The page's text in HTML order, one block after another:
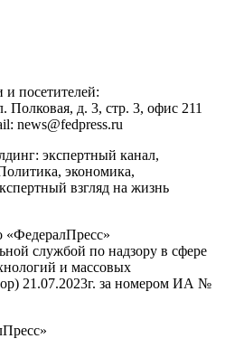
и посетителей:
Полковая, д. 3, стр. 3, офис 211
news@fedpress.ru
экспертный канал,
экономика,
взгляд на жизнь
«ФедералПресс»
службой по надзору в сфере
и массовых
21.07.2023г. за номером ИА №